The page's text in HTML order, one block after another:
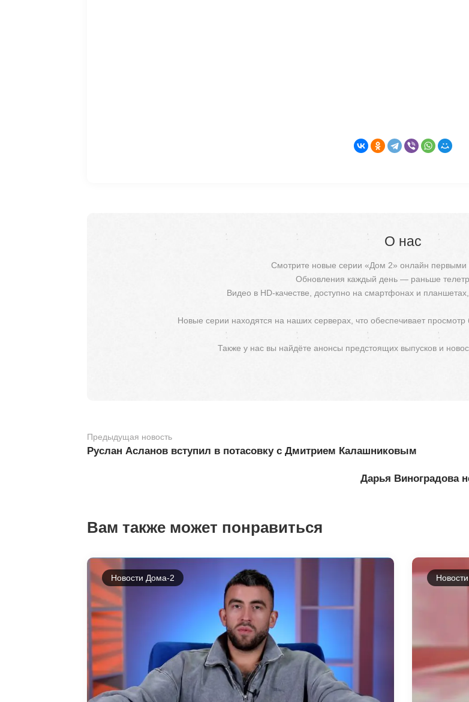
О нас
Смотрите новые серии «Дом 2» онлайн
Обновления каждый день — раньше
Видео в HD-качестве, доступно на смартфонах и
Новые серии находятся на наших серверах, что обеспечивает просмотр
Также у нас вы найдёте анонсы предстоящих выпусков и
Предыдущая новость
Руслан Асланов вступил в потасовку с Дмитрием Калашниковым
Дарья Виноградова
Вам также может понравиться
Новости Дома-2